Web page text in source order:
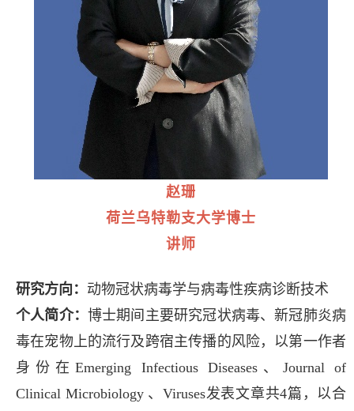
赵珊
荷兰乌特勒支大学博士
讲师
研究方向： 动物冠状病毒学与病毒性疾病诊断技术
个人简介： 博士期间主要研究冠状病毒、新冠肺炎病
毒在宠物上的流行及跨宿主传播的风险，以第一作者
身份在Emerging Infectious Diseases、 Journal of
Clinical Microbiology 、Viruses发表文章共4篇，以合